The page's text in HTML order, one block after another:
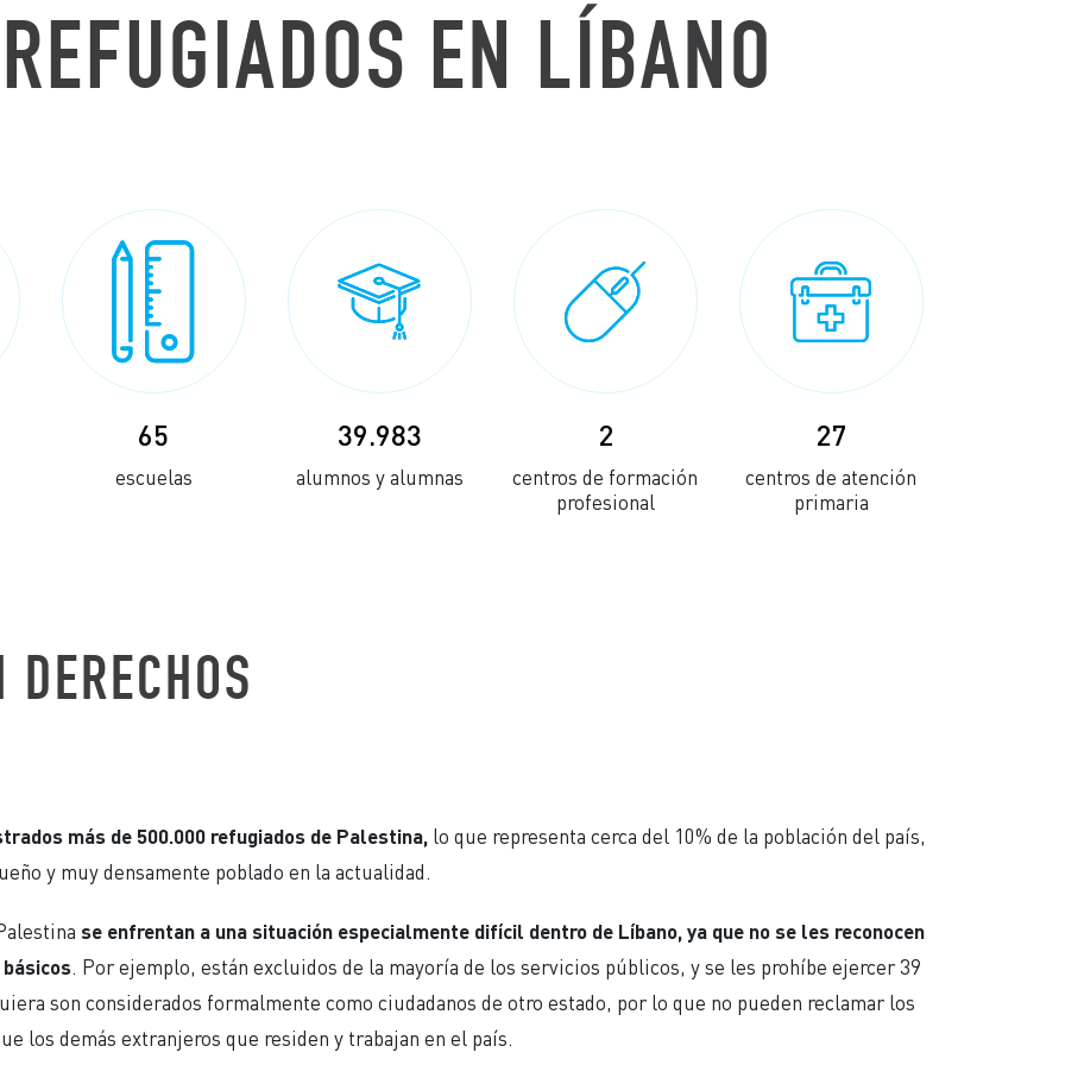
EN LÍBANO
65
escuelas
39.983
alumnos y alumnas
2
centros de formación
profesional
27
centros de atención
primaria
más de 500.000 refugiados de Palestina, lo que representa cerca del 10% de la población del país,
y muy densamente poblado en la actualidad.
se enfrentan a una situación especialmente difícil dentro de Líbano, ya que no se les reconocen
. Por ejemplo, están excluidos de la mayoría de los servicios públicos, y se les prohíbe ejercer 39
son considerados formalmente como ciudadanos de otro estado, por lo que no pueden reclamar los
los demás extranjeros que residen y trabajan en el país.